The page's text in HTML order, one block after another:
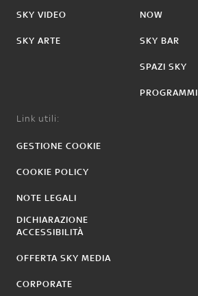
SKY VIDEO
SKY ARTE
NOW
SKY BAR
SPAZI SKY
PROGRAMMI
Link utili:
GESTIONE COOKIE
COOKIE POLICY
NOTE LEGALI
DICHIARAZIONE
ACCESSIBILITÀ
OFFERTA SKY MEDIA
CORPORATE